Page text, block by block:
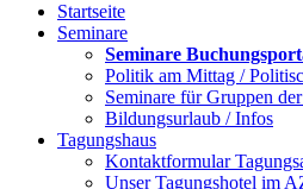
Startseite
Seminare
Seminare
Politik am Mittag /
Seminare für Gruppen
Bildungsurlaub / Infos
Tagungshaus
Kontaktformular
Unser Tagungshotel im